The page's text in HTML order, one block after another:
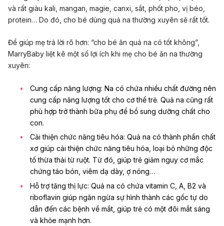
và rất giàu kali, mangan, magie, canxi, sắt, phốt pho, vị béo,
protein… Do đó, cho bé dùng quả na thường xuyên sẽ rất tốt.
Để giúp mẹ trả lời rõ hơn: “cho bé ăn quả na có tốt không”,
MarryBaby liệt kê một số lợi ích khi mẹ cho bé ăn na thường
xuyên:
Cung cấp năng lượng: Na có chứa nhiều chất đường nên
cung cấp năng lượng tốt cho cơ thể trẻ. Quả na cũng rất
phù hợp trở thành bữa phụ để bổ sung dưỡng chất cho
con.
Cải thiện chức năng tiêu hóa: Quả na có thành phần chất
xơ giúp cải thiện chức năng tiêu hóa, loại bỏ những độc
tố thừa thải từ ruột. Từ đó, giúp trẻ giảm nguy cơ mắc
chứngtáo bón viêm dạ dày, ợ nóng…
Hỗ trợ tăng thị lực: Quả na có chứa vitamin C, A, B2 và
riboflavin giúp ngăn ngừa sự hình thành các gốc tự do
dẫn đến các bệnh về mắt , giúp trẻ có một đôi mắt sáng
và khỏe mạnh hơn.